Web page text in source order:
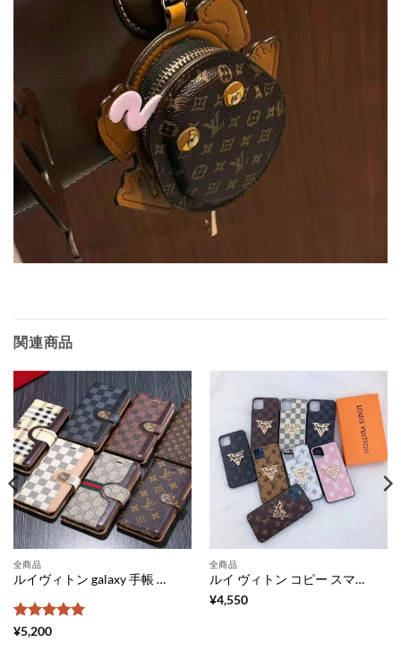
関連商品
全商品
ルイヴィトン galaxy 手帳 型 ケース ギャラクシーs24/23 ケース 人気 グッチ 携帯 カバー galaxy s24+ ケース メンズ burberry アンドロイド スマホ ケース 安い
5段階中
¥5,200
全商品
ルイ ヴィトン コピー スマホ ケース アイフォンケース11 メンズ iphone11 pro ケース ブランド モノグラム iphone Xs/Xs Maxケース vuitton ダミエ柄 iphone ケースXr 大人 可愛い ヴィトン 風 iphone X ケース 耐衝撃
¥4,550